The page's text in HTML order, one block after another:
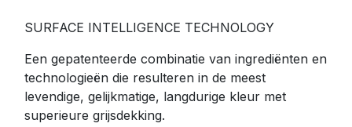
SURFACE INTELLIGENCE TECHNOLOGY
Een gepatenteerde combinatie van ingrediënten en
technologieën die resulteren in de meest
levendige, gelijkmatige, langdurige kleur met
superieure grijsdekking.